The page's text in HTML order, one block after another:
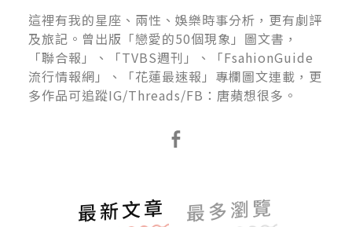
這裡有我的星座、兩性、娛樂時事分析，更有劇評
及旅記。曾出版「戀愛的50個現象」圖文書，
「聯合報」、「TVBS週刊」、「FsahionGuide
流行情報網」、「花蓮最速報」專欄圖文連載，更
多作品可追蹤IG/Threads/FB：唐蘋想很多。
最新文章 最多瀏覽